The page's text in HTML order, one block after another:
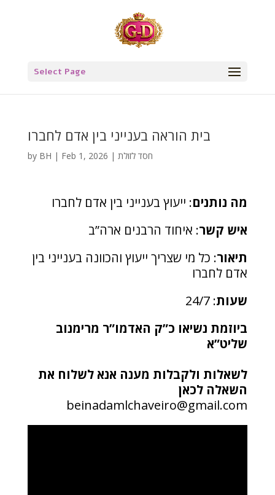
Select Page
בית הוראה בענייני בין אדם לחברו
by BH | Feb 1, 2026 | חסד לזולת
מה נותנים: ייעוץ בענייני בין אדם לחברו
איש קשר: איחוד הרבנים ארה”ב
תיאור: כל מי שצריך ייעוץ והכוונה בענייני בין
אדם לחברו
שעות: 24/7
ביוזמת נשיאו כ”ק האדמו”ר מרימנוב
שליט”א
לשאלות ולקבלות מענה אנא לשלוח את
השאלה לכאן
beinadamlchaveiro@gmail.com